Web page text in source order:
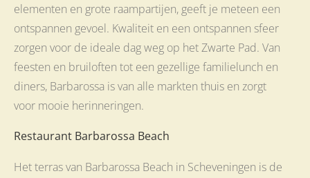
elementen en grote raampartijen, geeft je meteen een
ontspannen gevoel. Kwaliteit en een ontspannen sfeer
zorgen voor de ideale dag weg op het Zwarte Pad. Van
feesten en bruiloften tot een gezellige familielunch en
diners, Barbarossa is van alle markten thuis en zorgt
voor mooie herinneringen.
Restaurant Barbarossa Beach
Het terras van Barbarossa Beach in Scheveningen is de